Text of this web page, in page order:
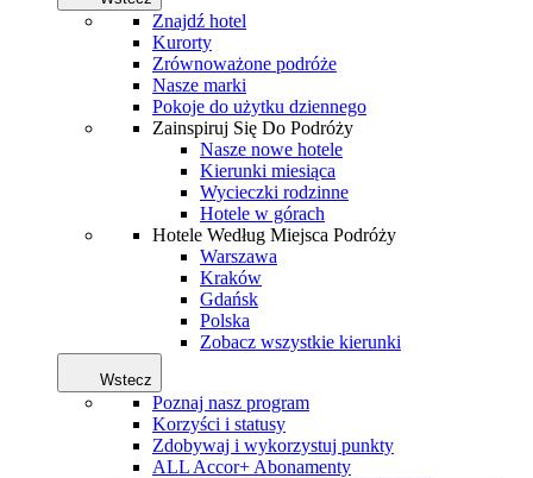
Znajdź hotel
Kurorty
Zrównoważone podróże
Nasze marki
Pokoje do użytku dziennego
Zainspiruj Się Do Podróży
Nasze nowe hotele
Kierunki miesiąca
Wycieczki rodzinne
Hotele w górach
Hotele Według Miejsca Podróży
Warszawa
Kraków
Gdańsk
Polska
Zobacz wszystkie kierunki
Wstecz
Poznaj nasz program
Korzyści i statusy
Zdobywaj i wykorzystuj punkty
ALL Accor+ Abonamenty